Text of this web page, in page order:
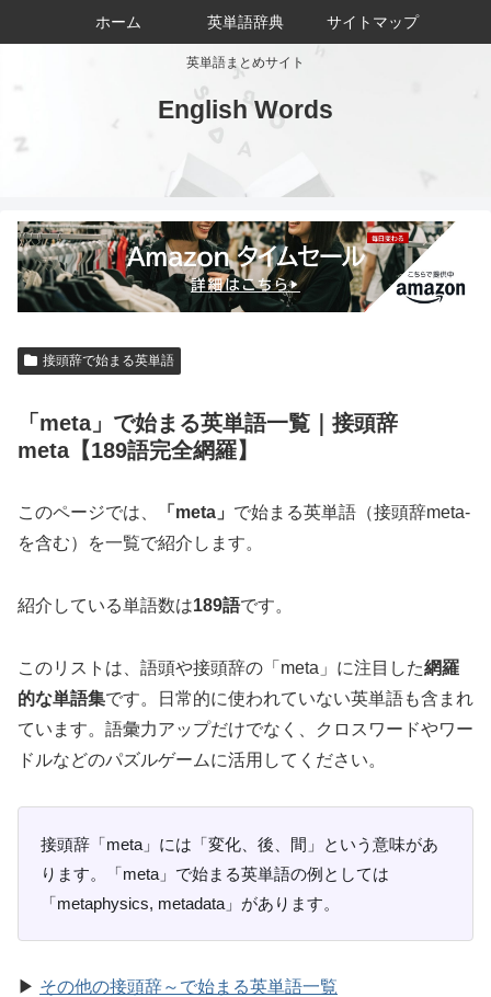
英単語まとめサイト
English Words
ホーム 英単語辞典 サイトマップ
接頭辞で始まる英単語
「meta」で始まる英単語一覧｜接頭辞
meta【189語完全網羅】
このページでは、 「meta」 で始まる英単語（接頭辞meta-
を含む）を一覧で紹介します。
紹介している単語数は189語です。
このリストは、語頭や接頭辞の「meta」に注目した網羅
的な単語集です。日常的に使われていない英単語も含まれ
ています。語彙力アップだけでなく、クロスワードやワー
ドルなどのパズルゲームに活用してください。
接頭辞「meta」には「変化、後、間」という意味があ
ります。「meta」で始まる英単語の例としては
「metaphysics, metadata」があります。
▶ その他の接頭辞～で始まる英単語一覧